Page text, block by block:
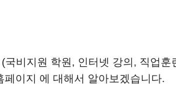
비지원 학원, 인터넷 강의, 직업
이지 에 대해서 알아보겠습니다.